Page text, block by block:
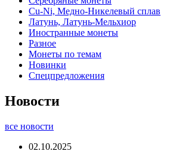
Cu-Ni, Медно-Никелевый сплав
Латунь, Латунь-Мельхиор
Иностранные монеты
Разное
Монеты по темам
Новинки
Спецпредложения
Новости
все новости
02.10.2025